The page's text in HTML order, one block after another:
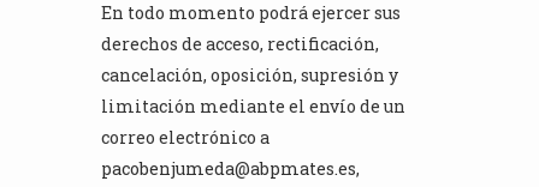
En todo momento podrá ejercer sus
derechos de acceso, rectificación,
cancelación, oposición, supresión y
limitación mediante el envío de un
correo electrónico a
pacobenjumeda@abpmates.es,